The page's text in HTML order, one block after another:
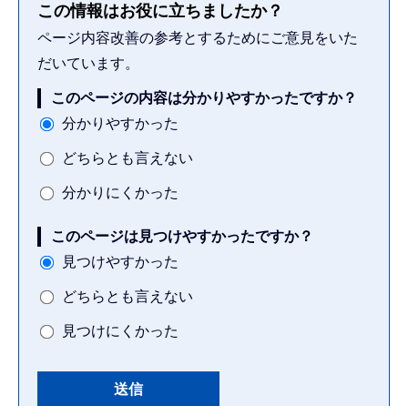
この情報はお役に立ちましたか？
ページ内容改善の参考とするためにご意見をいた
だいています。
このページの内容は分かりやすかったですか？
分かりやすかった
どちらとも言えない
分かりにくかった
このページは見つけやすかったですか？
見つけやすかった
どちらとも言えない
見つけにくかった